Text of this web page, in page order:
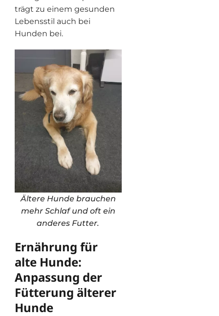
trägt zu einem gesunden
Lebensstil auch bei
Hunden bei.
Ältere Hunde brauchen
mehr Schlaf und oft ein
anderes Futter.
Ernährung für
alte Hunde:
Anpassung der
Fütterung älterer
Hunde